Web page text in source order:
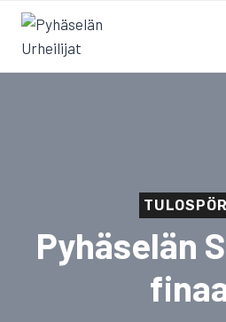
Siirry
sisältöön
Pyhäselän